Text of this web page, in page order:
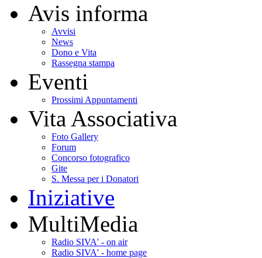
Avis informa
Avvisi
News
Dono e Vita
Rassegna stampa
Eventi
Prossimi Appuntamenti
Vita Associativa
Foto Gallery
Forum
Concorso fotografico
Gite
S. Messa per i Donatori
Iniziative
MultiMedia
Radio SIVA' - on air
Radio SIVA' - home page